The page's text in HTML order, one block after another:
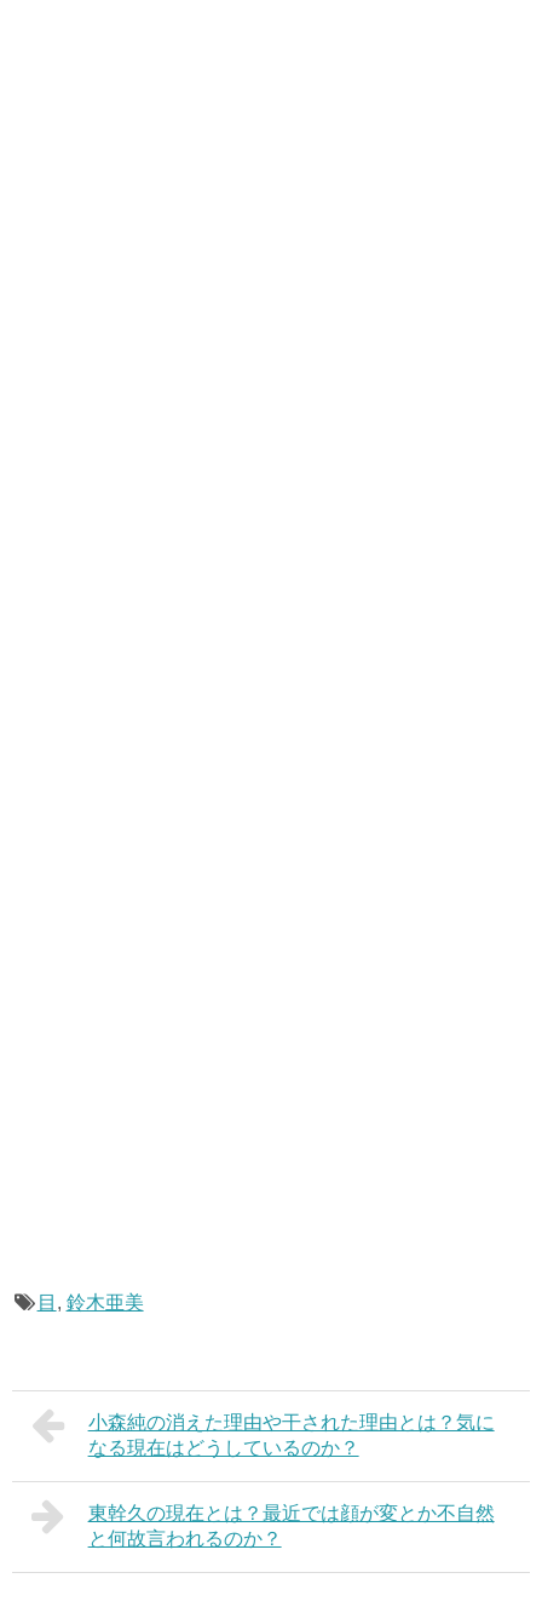
目 , 鈴木亜美
小森純の消えた理由や干された理由とは？気に
なる現在はどうしているのか？
東幹久の現在とは？最近では顔が変とか不自然
と何故言われるのか？